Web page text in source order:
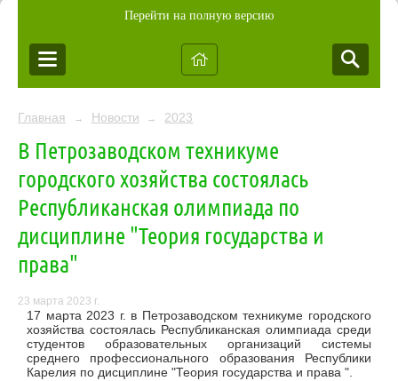
Перейти на полную версию
Главная → Новости → 2023
В Петрозаводском техникуме
городского хозяйства состоялась
Республиканская олимпиада по
дисциплине "Теория государства и
права"
23 марта 2023 г.
17 марта 2023 г. в Петрозаводском техникуме городского
хозяйства состоялась Республиканская олимпиада среди
студентов образовательных организаций системы
среднего профессионального образования Республики
Карелия по дисциплине "Теория государства и права ".